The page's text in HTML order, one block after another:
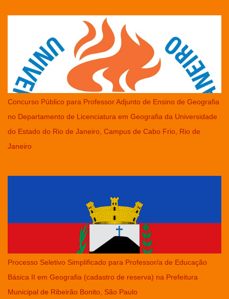
Concurso Público para Professor Adjunto de Ensino de Geografia
no Departamento de Licenciatura em Geografia da Universidade
do Estado do Rio de Janeiro, Campus de Cabo Frio, Rio de
Janeiro
Processo Seletivo Simplificado para Professor/a de Educação
Básica II em Geografia (cadastro de reserva) na Prefeitura
Municipal de Ribeirão Bonito, São Paulo